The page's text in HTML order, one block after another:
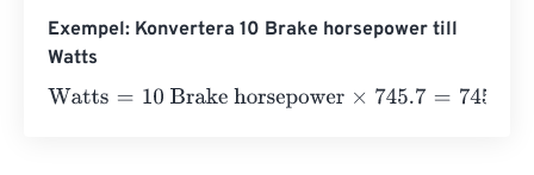
Exempel: Konvertera 10 Brake horsepower till
Watts
Watts= 10 Brake horsepower×745.7 =7457 Watts